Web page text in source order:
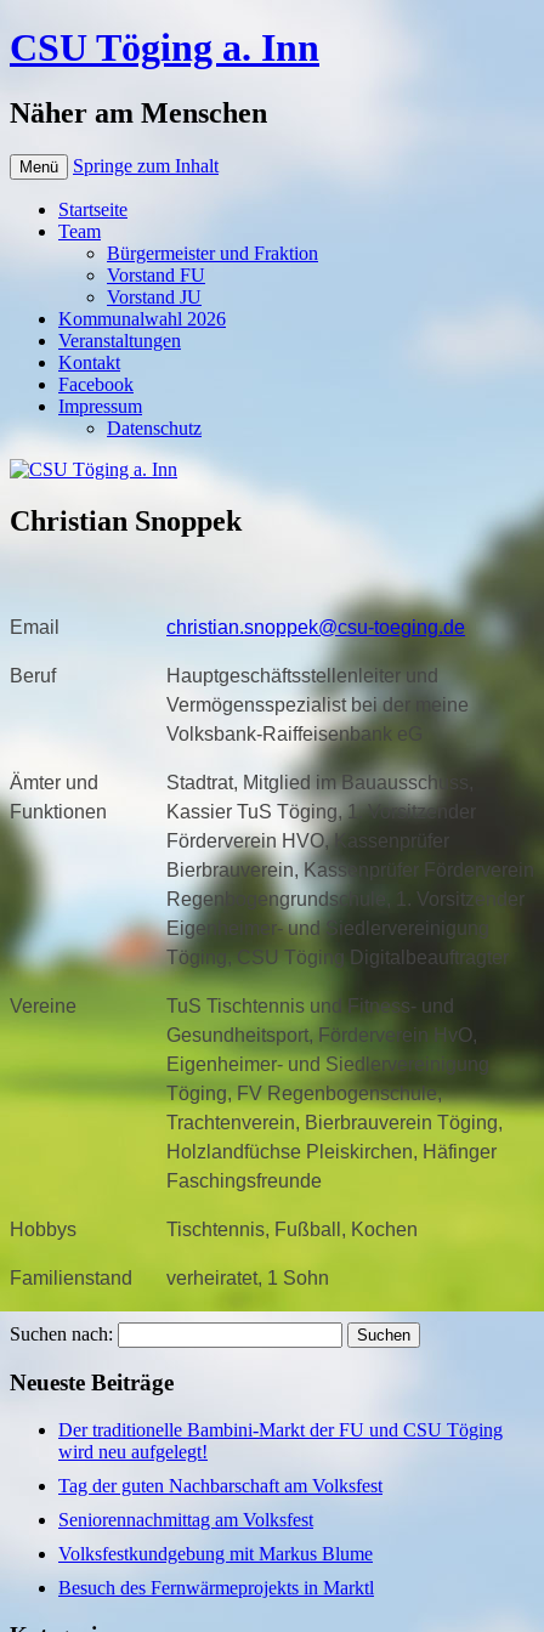
CSU Töging a. Inn
Näher am Menschen
Menü Springe zum Inhalt
Startseite
Team
Bürgermeister und Fraktion
Vorstand FU
Vorstand JU
Kommunalwahl 2026
Veranstaltungen
Kontakt
Facebook
Impressum
Datenschutz
Christian Snoppek
Email christian.snoppek@csu-toeging.de
Beruf
Hauptgeschäftsstellenleiter und
Vermögensspezialist bei der meine
Volksbank-Raiffeisenbank eG
Ämter und
Funktionen
Stadtrat, Mitglied im Bauausschuss,
Kassier TuS Töging, 1. Vorsitzender
Förderverein HVO, Kassenprüfer
Bierbrauverein, Kassenprüfer Förderverein
Regenbogengrundschule, 1. Vorsitzender
Eigenheimer- und Siedlervereinigung
Töging, CSU Töging Digitalbeauftragter
Vereine
TuS Tischtennis und Fitness- und
Gesundheitsport, Förderverein HvO,
Eigenheimer- und Siedlervereinigung
Töging, FV Regenbogenschule,
Trachtenverein, Bierbrauverein Töging,
Holzlandfüchse Pleiskirchen, Häfinger
Faschingsfreunde
Hobbys Tischtennis, Fußball, Kochen
Familienstand verheiratet, 1 Sohn
Suchen nach:
Neueste Beiträge
Der traditionelle Bambini-Markt der FU und CSU Töging
wird neu aufgelegt!
Tag der guten Nachbarschaft am Volksfest
Seniorennachmittag am Volksfest
Volksfestkundgebung mit Markus Blume
Besuch des Fernwärmeprojekts in Marktl